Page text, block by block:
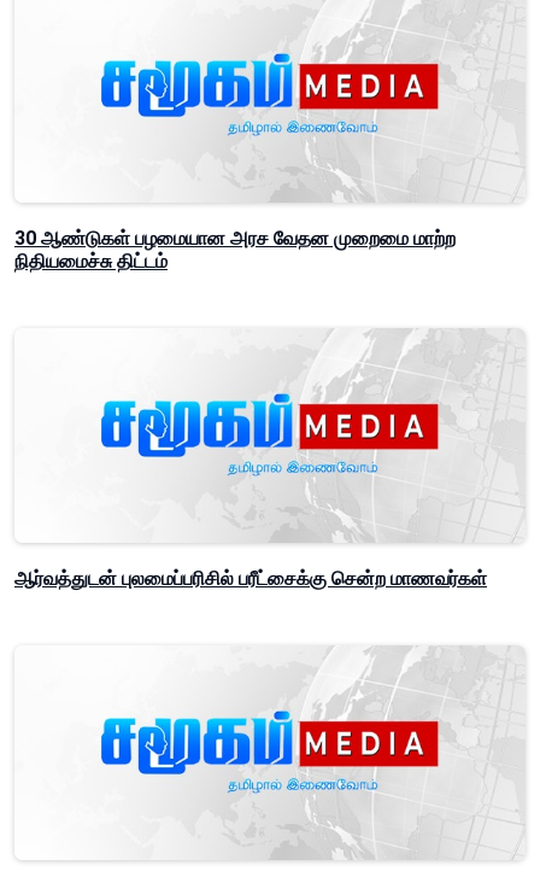
30 ஆண்டுகள் பழமையான அரச வேதன முறைமை மாற்ற
நிதியமைச்சு திட்டம்
ஆர்வத்துடன் புலமைப்பரிசில் பரீட்சைக்கு சென்ற மாணவர்கள்